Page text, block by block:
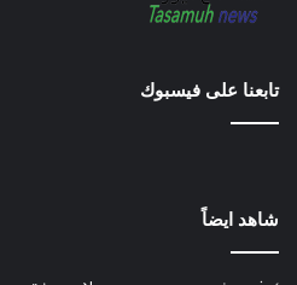
تابعنا على فيسبوك
شاهد ايضاً